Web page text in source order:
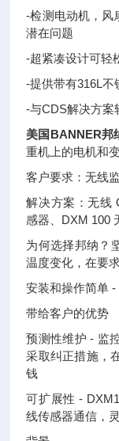
-检测电动机，风
潜在问题
-超紧凑设计可轻
-提供带有316L
-与CDS解决方案
美国BANNER邦
重机上的电机和
客户要求：无线
解决方案：无线
感器、DXM 100
为何选择邦纳？
温度变化，在要
安装和操作简单 -
带给客户的优势
预测性维护 - 监
采取纠正措施，
钱
可扩展性 -
线传感器通信，